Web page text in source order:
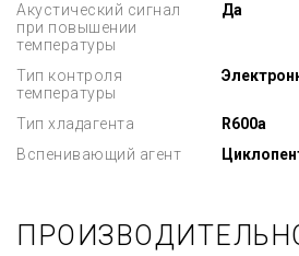
Акустический сигнал
при повышении
температуры
Да
Тип контроля
температуры
Тип хладагента
R600a
Вспенивающий агент